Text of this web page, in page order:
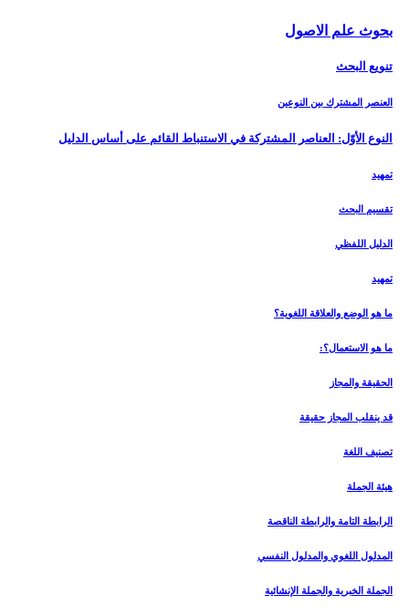
بحوث علم الاصول‏
تنويع البحث‏
العنصر المشترك بين النوعين
النوع الأوّل: العناصر المشتركة في الاستنباط القائم على أساس الدليل‏
تمهيد
تقسيم البحث
الدليل اللفظي‏
تمهيد
ما هو الوضع والعلاقة اللغوية؟
ما هو الاستعمال؟:
الحقيقة والمجاز
قد ينقلب المجاز حقيقة
تصنيف اللغة
هيئة الجملة
الرابطة التامة والرابطة الناقصة
المدلول اللغوي والمدلول النفسي
الجملة الخبرية والجملة الإنشائية